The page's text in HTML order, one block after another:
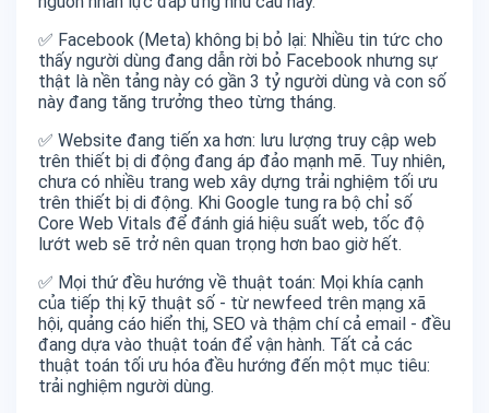
✅ Facebook (Meta) không bị bỏ lại: Nhiều tin tức cho
thấy người dùng đang dẫn rời bỏ Facebook nhưng sự
thật là nền tảng này có gần 3 tỷ người dùng và con số
này đang tăng trưởng theo từng tháng.
✅ Website đang tiến xa hơn: lưu lượng truy cập web
trên thiết bị di động đang áp đảo mạnh mẽ. Tuy nhiên,
chưa có nhiều trang web xây dựng trải nghiệm tối ưu
trên thiết bị di động. Khi Google tung ra bộ chỉ số
Core Web Vitals để đánh giá hiệu suất web, tốc độ
lướt web sẽ trở nên quan trọng hơn bao giờ hết.
✅ Mọi thứ đều hướng về thuật toán: Mọi khía cạnh
của tiếp thị kỹ thuật số - từ newfeed trên mạng xã
hội, quảng cáo hiển thị, SEO và thậm chí cả email - đều
đang dựa vào thuật toán để vận hành. Tất cả các
thuật toán tối ưu hóa đều hướng đến một mục tiêu:
trải nghiệm người dùng.